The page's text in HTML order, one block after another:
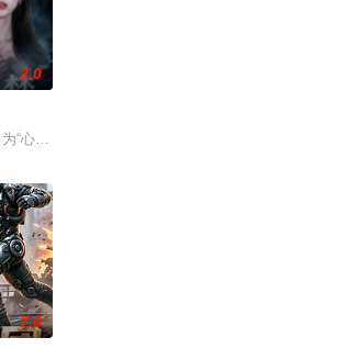
永远封存？
、小女孩刘六六等人，被卷入亡命匪徒马沙引起的
个超越现实的奇异维度。为了带回病人，这位治疗
2.0
“心理病毒”的幽灵在数字世界蔓延。神秘组织利用
7.0